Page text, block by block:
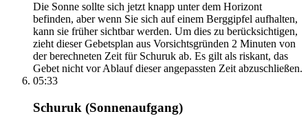
Die Sonne sollte sich jetzt knapp unter dem Horizont
befinden, aber wenn Sie sich auf einem Berggipfel aufhalten,
kann sie früher sichtbar werden. Um dies zu berücksichtigen,
zieht dieser Gebetsplan aus Vorsichtsgründen 2 Minuten von
der berechneten Zeit für Schuruk ab. Es gilt als riskant, das
Gebet nicht vor Ablauf dieser angepassten Zeit abzuschließen.
05:33
Schuruk (Sonnenaufgang)